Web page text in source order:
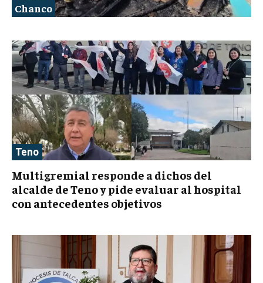
Chanco
Teno
Multigremial responde a dichos del
alcalde de Teno y pide evaluar al hospital
con antecedentes objetivos